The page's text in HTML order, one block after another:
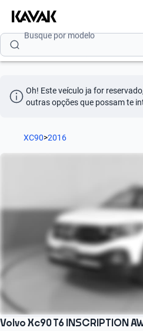
Busque por modelo
Busque por marca
Oh! Este veículo ja for
outras opções que possam te
XC90>2016
Volvo Xc90 T6 INSCRIPTION